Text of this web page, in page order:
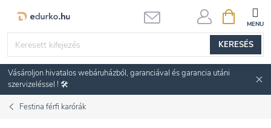
KERESÉS
KOSÁR
Vásároljon hivatalos webáruházból, garanciával és garancia utáni
szervizeléssel ! 🛠️
Festina férfi karórák